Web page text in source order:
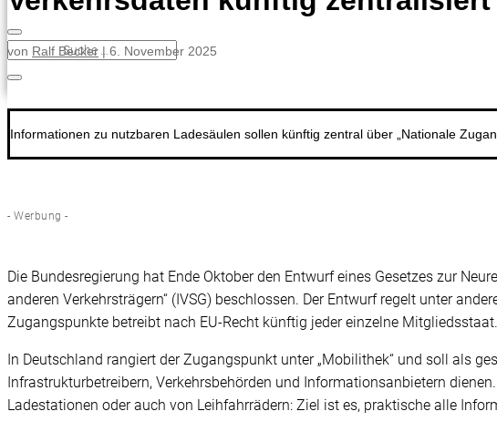
von Ralf Becker|6. November 2025
Informationen zu nutzbaren Ladesäulen sollen künftig zentral über „Nationale
- Werbung -
Die Bundesregierung hat Ende Oktober den Entwurf eines Gesetzes zur
anderen Verkehrsträgern“ (IVSG) beschlossen. Der Entwurf regelt unter
Zugangspunkte betreibt nach EU-Recht künftig jeder einzelne Mitgliedsstaat.
In Deutschland rangiert der Zugangspunkt unter „Mobilithek“ und soll als
Infrastrukturbetreibern, Verkehrsbehörden und Informationsanbietern
Ladestationen oder auch von Leihfahrrädern: Ziel ist es, praktische alle